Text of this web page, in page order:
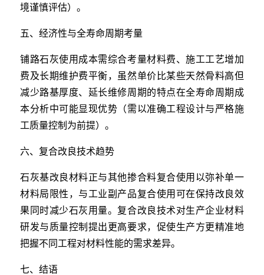
境谨慎评估）。
五、经济性与全寿命周期考量
铺路石灰使用成本需综合考量材料费、施工工艺增加
费及长期维护费平衡，虽然单价比某些天然骨料高但
减少路基厚度、延长维修周期的特点在全寿命周期成
本分析中可能显现优势（需以准确工程设计与严格施
工质量控制为前提）。
六、复合改良技术趋势
石灰基改良材料正与其他掺合料复合使用以弥补单一
材料局限性，与工业副产品复合使用可在保持改良效
果同时减少石灰用量。复合改良技术对生产企业材料
研发与质量控制提出更高要求，促使生产方更精准地
把握不同工程对材料性能的需求差异。
七、结语